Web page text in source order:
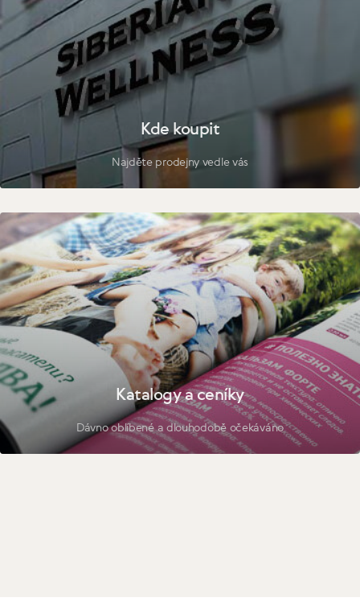
Kde koupit
Najděte prodejny vedle vás
Katalogy a ceníky
Dávno oblíbené a dlouhodobě očekáváno